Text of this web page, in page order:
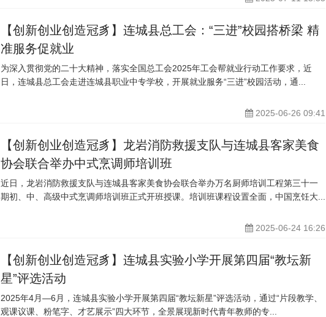
【创新创业创造冠豸】连城县总工会：“三进”校园搭桥梁 精
准服务促就业
为深入贯彻党的二十大精神，落实全国总工会2025年工会帮就业行动工作要求，近
日，连城县总工会走进连城县职业中专学校，开展就业服务“三进”校园活动，通...
2025-06-26 09:41
【创新创业创造冠豸】龙岩消防救援支队与连城县客家美食
协会联合举办中式烹调师培训班
近日，龙岩消防救援支队与连城县客家美食协会联合举办万名厨师培训工程第三十一
期初、中、高级中式烹调师培训班正式开班授课。培训班课程设置全面，中国烹饪大...
2025-06-24 16:26
【创新创业创造冠豸】连城县实验小学开展第四届“教坛新
星”评选活动
2025年4月—6月，连城县实验小学开展第四届“教坛新星”评选活动，通过“片段教学、
观课议课、粉笔字、才艺展示”四大环节，全景展现新时代青年教师的专...